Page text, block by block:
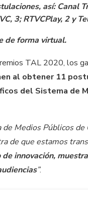
así: Canal
3; RTVCPlay, 2 y
de forma virtual.
TAL 2020, los
al obtener 11
del Sistema de
de Medios Públicos
de que estamos
innovación,
”.